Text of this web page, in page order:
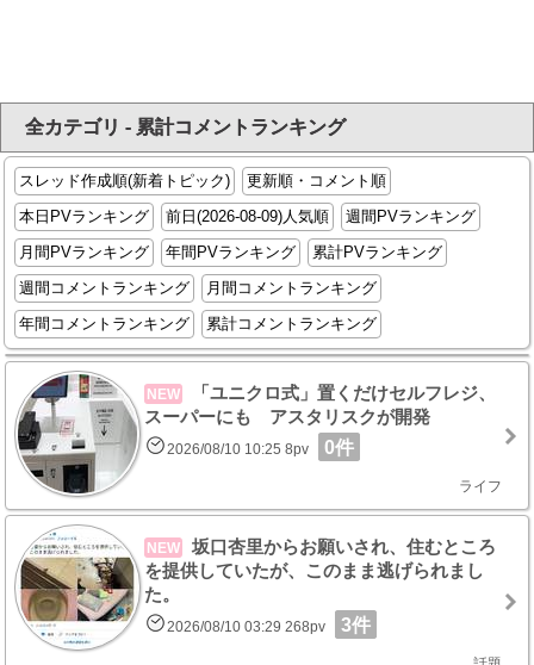
全カテゴリ - 累計コメントランキング
スレッド作成順(新着トピック)
更新順・コメント順
本日PVランキング
前日(2026-08-09)人気順
週間PVランキング
月間PVランキング
年間PVランキング
累計PVランキング
週間コメントランキング
月間コメントランキング
年間コメントランキング
累計コメントランキング
NEW
「ユニクロ式」置くだけセルフレジ、
スーパーにも アスタリスクが開発
2026/08/10 10:25 8pv 0件
ライフ
NEW
坂口杏里からお願いされ、住むところ
を提供していたが、このまま逃げられまし
た。
2026/08/10 03:29 268pv 3件